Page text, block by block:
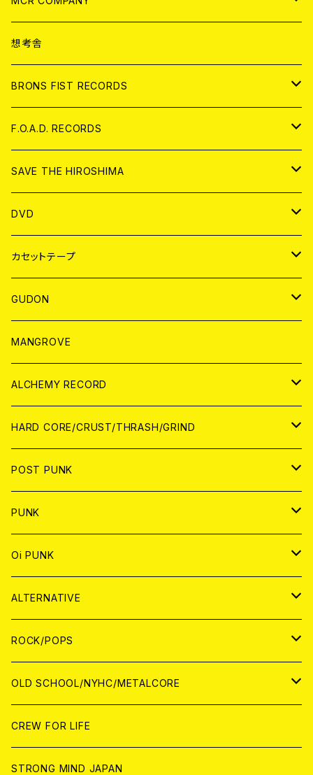
ANALOG
CD
アパレル
ANALOG
想考舎
BRONS FIST RECORDS
CD
ANALOG
F.O.A.D. RECORDS
CD
ANALOG
SAVE THE HIROSHIMA
アパレル
BADGE
DVD
JAPAN
WORLD
カセットテープ
JAPAN
WORLD
GUDON
アパレル
PATCH
アナログ
DIGITAL CONTENTS
MANGROVE
ALCHEMY RECORD
CD
ANALOG
HARD CORE/CRUST/THRASH/GRIND
JAPAN
CD
ANALOG
WORLD
CD
ANALOG
POST PUNK
CD
JAPAN
WORLD
ANALOG
JAPAN
WORLD
PUNK
JAPAN
CD
ANALOG
WORLD
CD
ANALOG
Oi PUNK
JAPAN
CD
ANALOG
WOLRD
CD
ANALOG
ALTERNATIVE
JAPAN
CD
ANALOG
WORLD
CD
ANALOG
ROCK/POPS
JAPAN
CD
ANALOG
WORLD
CD
OLD SCHOOL/NYHC/METALCORE
JAPAN
CD
WORLD
CREW FOR LIFE
STRONG MIND JAPAN